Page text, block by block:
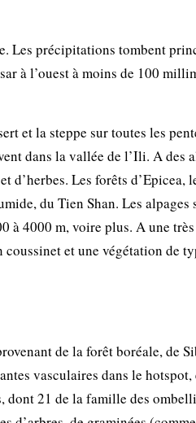
Les précipitations tombent
à l’ouest à moins de 100
et la steppe sur toutes les
dans la vallée de l’Ili. A des
d’herbes. Les forêts d’Epicea,
du Tien Shan. Les alpages
à 4000 m, voire plus. A une
et une végétation de
de la forêt boréale, de
vasculaires dans le
dont 21 de la famille des